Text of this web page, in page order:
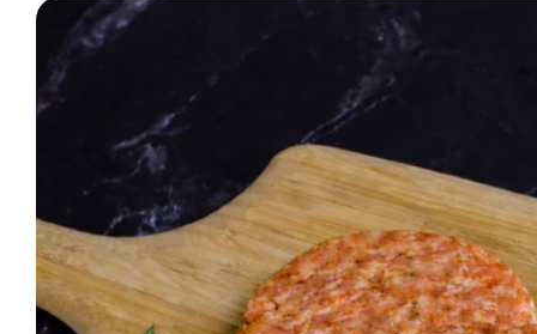
Ga direct naar
productinformatie